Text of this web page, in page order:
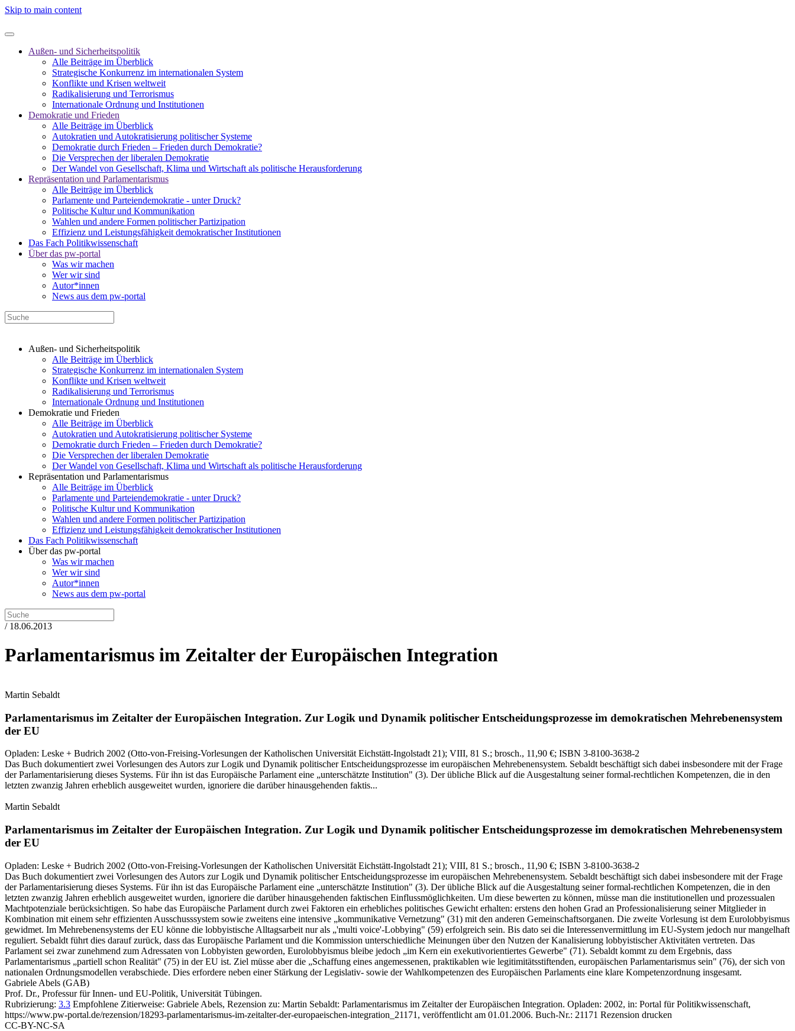
Skip to main content
Außen- und Sicherheitspolitik
Alle Beiträge im Überblick
Strategische Konkurrenz im internationalen System
Konflikte und Krisen weltweit
Radikalisierung und Terrorismus
Internationale Ordnung und Institutionen
Demokratie und Frieden
Alle Beiträge im Überblick
Autokratien und Autokratisierung politischer Systeme
Demokratie durch Frieden – Frieden durch Demokratie?
Die Versprechen der liberalen Demokratie
Der Wandel von Gesellschaft, Klima und Wirtschaft als politische Herausforderung
Repräsentation und Parlamentarismus
Alle Beiträge im Überblick
Parlamente und Parteiendemokratie - unter Druck?
Politische Kultur und Kommunikation
Wahlen und andere Formen politischer Partizipation
Effizienz und Leistungsfähigkeit demokratischer Institutionen
Das Fach Politikwissenschaft
Über das pw-portal
Was wir machen
Wer wir sind
Autor*innen
News aus dem pw-portal
Außen- und Sicherheitspolitik
Alle Beiträge im Überblick
Strategische Konkurrenz im internationalen System
Konflikte und Krisen weltweit
Radikalisierung und Terrorismus
Internationale Ordnung und Institutionen
Demokratie und Frieden
Alle Beiträge im Überblick
Autokratien und Autokratisierung politischer Systeme
Demokratie durch Frieden – Frieden durch Demokratie?
Die Versprechen der liberalen Demokratie
Der Wandel von Gesellschaft, Klima und Wirtschaft als politische Herausforderung
Repräsentation und Parlamentarismus
Alle Beiträge im Überblick
Parlamente und Parteiendemokratie - unter Druck?
Politische Kultur und Kommunikation
Wahlen und andere Formen politischer Partizipation
Effizienz und Leistungsfähigkeit demokratischer Institutionen
Das Fach Politikwissenschaft
Über das pw-portal
Was wir machen
Wer wir sind
Autor*innen
News aus dem pw-portal
/ 18.06.2013
Parlamentarismus im Zeitalter der Europäischen Integration
Martin Sebaldt
Parlamentarismus im Zeitalter der Europäischen Integration. Zur Logik und Dynamik politischer Entscheidungsprozesse im demokratischen Mehrebenensystem
der EU
Opladen: Leske + Budrich 2002 (Otto-von-Freising-Vorlesungen der Katholischen Universität Eichstätt-Ingolstadt 21); VIII, 81 S.; brosch., 11,90 €; ISBN 3-8100-3638-2
Das Buch dokumentiert zwei Vorlesungen des Autors zur Logik und Dynamik politischer Entscheidungsprozesse im europäischen Mehrebenensystem. Sebaldt beschäftigt sich dabei insbesondere mit der Frage
der Parlamentarisierung dieses Systems. Für ihn ist das Europäische Parlament eine „unterschätzte Institution" (3). Der übliche Blick auf die Ausgestaltung seiner formal-rechtlichen Kompetenzen, die in den
letzten zwanzig Jahren erheblich ausgeweitet wurden, ignoriere die darüber hinausgehenden faktis...
Martin Sebaldt
Parlamentarismus im Zeitalter der Europäischen Integration. Zur Logik und Dynamik politischer Entscheidungsprozesse im demokratischen Mehrebenensystem
der EU
Opladen: Leske + Budrich 2002 (Otto-von-Freising-Vorlesungen der Katholischen Universität Eichstätt-Ingolstadt 21); VIII, 81 S.; brosch., 11,90 €; ISBN 3-8100-3638-2
Das Buch dokumentiert zwei Vorlesungen des Autors zur Logik und Dynamik politischer Entscheidungsprozesse im europäischen Mehrebenensystem. Sebaldt beschäftigt sich dabei insbesondere mit der Frage
der Parlamentarisierung dieses Systems. Für ihn ist das Europäische Parlament eine „unterschätzte Institution" (3). Der übliche Blick auf die Ausgestaltung seiner formal-rechtlichen Kompetenzen, die in den
letzten zwanzig Jahren erheblich ausgeweitet wurden, ignoriere die darüber hinausgehenden faktischen Einflussmöglichkeiten. Um diese bewerten zu können, müsse man die institutionellen und prozessualen
Machtpotenziale berücksichtigen. So habe das Europäische Parlament durch zwei Faktoren ein erhebliches politisches Gewicht erhalten: erstens den hohen Grad an Professionalisierung seiner Mitglieder in
Kombination mit einem sehr effizienten Ausschusssystem sowie zweitens eine intensive „kommunikative Vernetzung" (31) mit den anderen Gemeinschaftsorganen. Die zweite Vorlesung ist dem Eurolobbyismus
gewidmet. Im Mehrebenensystems der EU könne die lobbyistische Alltagsarbeit nur als „'multi voice'-Lobbying" (59) erfolgreich sein. Bis dato sei die Interessenvermittlung im EU-System jedoch nur mangelhaft
reguliert. Sebaldt führt dies darauf zurück, dass das Europäische Parlament und die Kommission unterschiedliche Meinungen über den Nutzen der Kanalisierung lobbyistischer Aktivitäten vertreten. Das
Parlament sei zwar zunehmend zum Adressaten von Lobbyisten geworden, Eurolobbyismus bleibe jedoch „im Kern ein exekutivorientiertes Gewerbe" (71). Sebaldt kommt zu dem Ergebnis, dass
Parlamentarismus „partiell schon Realität" (75) in der EU ist. Ziel müsse aber die „Schaffung eines angemessenen, praktikablen wie legitimitätsstiftenden, europäischen Parlamentarismus sein" (76), der sich von
nationalen Ordnungsmodellen verabschiede. Dies erfordere neben einer Stärkung der Legislativ- sowie der Wahlkompetenzen des Europäischen Parlaments eine klare Kompetenzordnung insgesamt.
Gabriele Abels (GAB)
Prof. Dr., Professur für Innen- und EU-Politik, Universität Tübingen.
Rubrizierung: 3.3 Empfohlene Zitierweise: Gabriele Abels, Rezension zu: Martin Sebaldt: Parlamentarismus im Zeitalter der Europäischen Integration. Opladen: 2002, in: Portal für Politikwissenschaft,
https://www.pw-portal.de/rezension/18293-parlamentarismus-im-zeitalter-der-europaeischen-integration_21171, veröffentlicht am 01.01.2006. Buch-Nr.: 21171 Rezension drucken
CC-BY-NC-SA